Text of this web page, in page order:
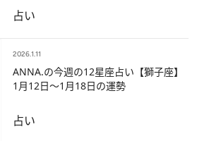
占い
2026.1.11
ANNA.の今週の12星座占い【獅子座】
1月12日～1月18日の運勢
占い